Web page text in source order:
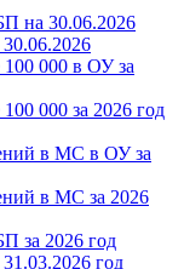
на 30.06.2026
30.06.2026
000 в ОУ за
000 за 2026 год
в МС в ОУ за
в МС за 2026
за 2026 год
год